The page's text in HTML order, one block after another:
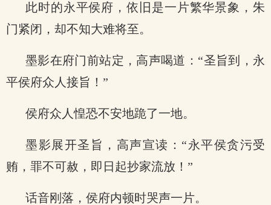
此时的永平侯府，依旧是一片繁华景象，朱
门紧闭，却不知大难将至。
墨影在府门前站定，高声喝道：“圣旨到，永
平侯府众人接旨！”
侯府众人惶恐不安地跪了一地。
墨影展开圣旨，高声宣读：“永平侯贪污受
贿，罪不可赦，即日起抄家流放！”
话音刚落，侯府内顿时哭声一片。